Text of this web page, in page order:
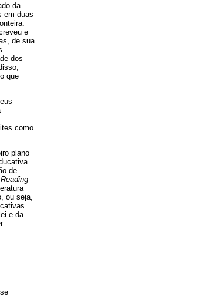
da
em duas
e
de sua
dos
que
como
plano
de
ou seja,
e da